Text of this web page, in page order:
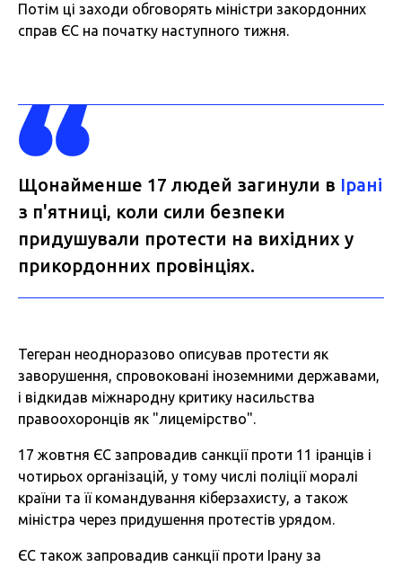
Потім ці заходи обговорять міністри закордонних
справ ЄС на початку наступного тижня.
Щонайменше 17 людей загинули в Ірані
з п'ятниці, коли сили безпеки
придушували протести на вихідних у
прикордонних провінціях.
Тегеран неодноразово описував протести як
заворушення, спровоковані іноземними державами,
і відкидав міжнародну критику насильства
правоохоронців як "лицемірство".
17 жовтня ЄС запровадив санкції проти 11 іранців і
чотирьох організацій, у тому числі поліції моралі
країни та її командування кіберзахисту, а також
міністра через придушення протестів урядом.
ЄС також запровадив санкції проти Ірану за